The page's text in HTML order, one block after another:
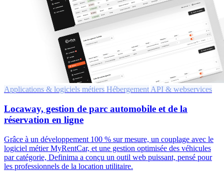
Applications & logiciels métiers Hébergement API & webservices
Locaway, gestion de parc automobile et de la
réservation en ligne
Grâce à un développement 100 % sur mesure, un couplage avec le
logiciel métier MyRentCar, et une gestion optimisée des véhicules
par catégorie, Definima a conçu un outil web puissant, pensé pour
les professionnels de la location utilitaire.